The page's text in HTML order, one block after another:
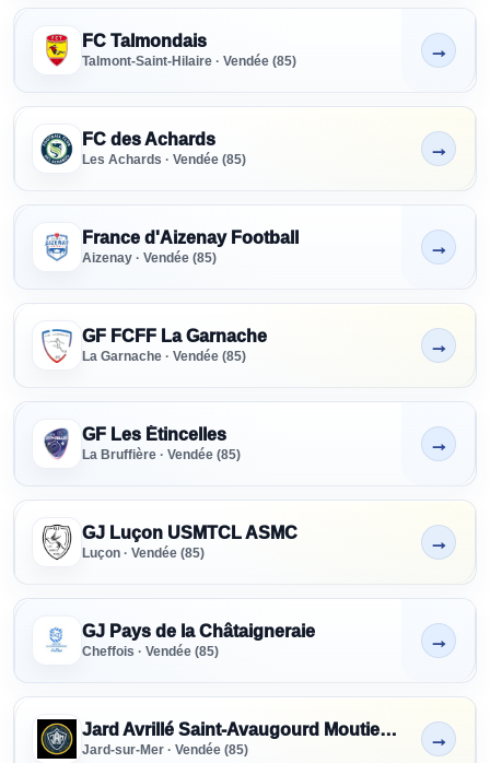
FC Talmondais
Talmont-Saint-Hilaire · Vendée (85)
Non indiqué
→
FC des Achards
Les Achards · Vendée (85)
Non indiqué
→
France d'Aizenay Football
Aizenay · Vendée (85)
Non indiqué
→
GF FCFF La Garnache
La Garnache · Vendée (85)
Non indiqué
→
GF Les Étincelles
La Bruffière · Vendée (85)
Non indiqué
→
GJ Luçon USMTCL ASMC
Luçon · Vendée (85)
Non indiqué
→
GJ Pays de la Châtaigneraie
Cheffois · Vendée (85)
Non indiqué
→
Jard Avrillé Saint-Avaugourd Moutiers FC
Jard-sur-Mer · Vendée (85)
Non indiqué
→